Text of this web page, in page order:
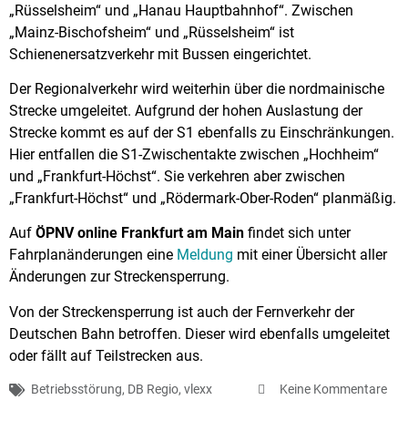
„Rüsselsheim“ und „Hanau Hauptbahnhof“. Zwischen
„Mainz-Bischofsheim“ und „Rüsselsheim“ ist
Schienenersatzverkehr mit Bussen eingerichtet.
Der Regionalverkehr wird weiterhin über die nordmainische
Strecke umgeleitet. Aufgrund der hohen Auslastung der
Strecke kommt es auf der S1 ebenfalls zu Einschränkungen.
Hier entfallen die S1-Zwischentakte zwischen „Hochheim“
und „Frankfurt-Höchst“. Sie verkehren aber zwischen
„Frankfurt-Höchst“ und „Rödermark-Ober-Roden“ planmäßig.
Auf ÖPNV online Frankfurt am Main findet sich unter
Fahrplanänderungen eine Meldung mit einer Übersicht aller
Änderungen zur Streckensperrung.
Von der Streckensperrung ist auch der Fernverkehr der
Deutschen Bahn betroffen. Dieser wird ebenfalls umgeleitet
oder fällt auf Teilstrecken aus.
Betriebsstörung, DB Regio, vlexx Keine Kommentare